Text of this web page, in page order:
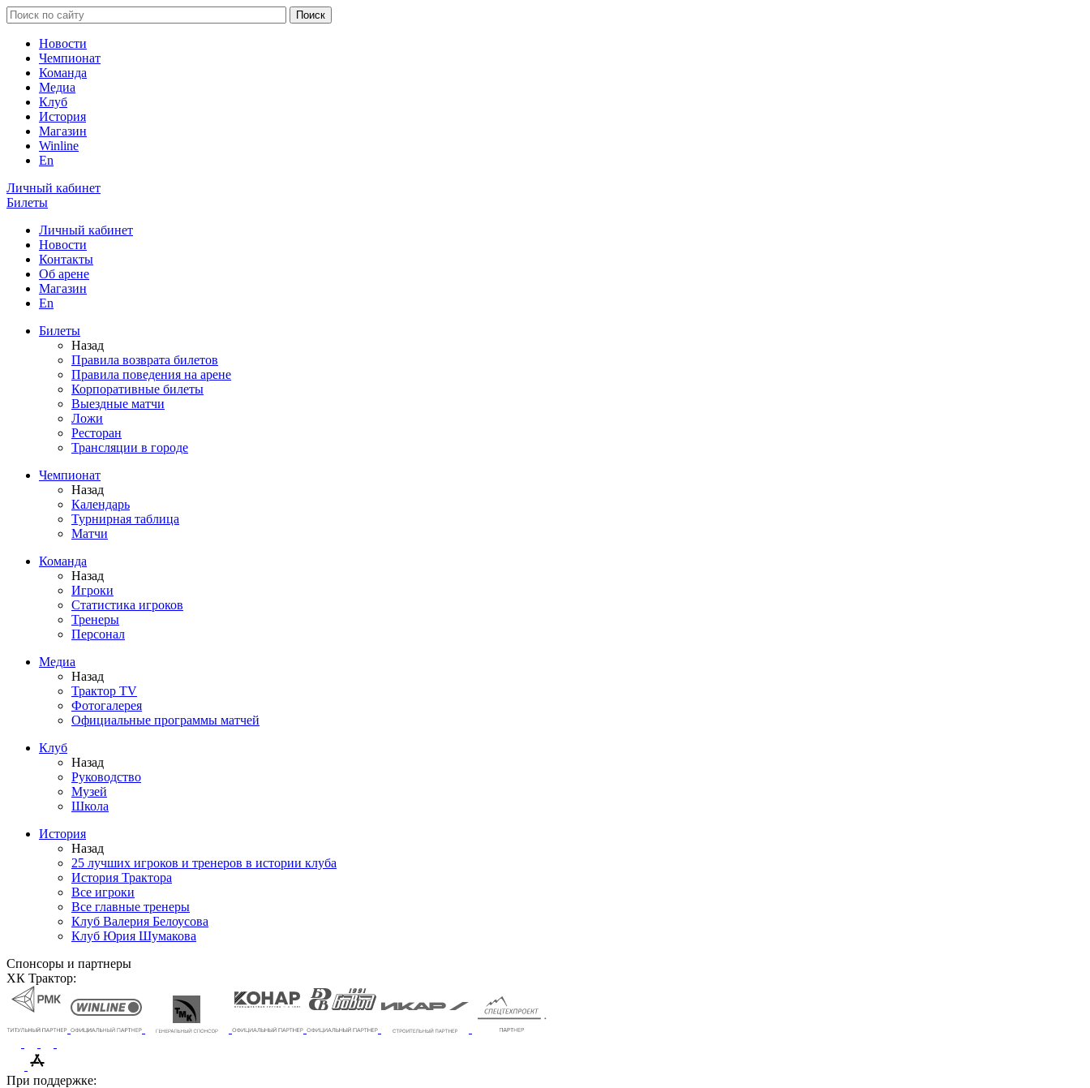
Новости
Чемпионат
Команда
Медиа
Клуб
История
Магазин
Winline
En
Личный кабинет
Билеты
Личный кабинет
Новости
Контакты
Об арене
Магазин
En
Билеты
Назад
Правила возврата билетов
Правила поведения на арене
Корпоративные билеты
Выездные матчи
Ложи
Ресторан
Трансляции в городе
Чемпионат
Назад
Календарь
Турнирная таблица
Матчи
Команда
Назад
Игроки
Статистика игроков
Тренеры
Персонал
Медиа
Назад
Трактор TV
Фотогалерея
Официальные программы матчей
Клуб
Назад
Руководство
Музей
Школа
История
Назад
25 лучших игроков и тренеров в истории клуба
История Трактора
Все игроки
Все главные тренеры
Клуб Валерия Белоусова
Клуб Юрия Шумакова
Спонсоры и партнеры
ХК Трактор:
При поддержке: